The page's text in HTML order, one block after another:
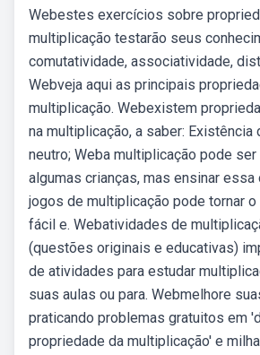
Webestes exercícios sobre
multiplicação testarão seus
comutatividade, associatividade,
Webveja aqui as principais
multiplicação. Webexistem
na multiplicação, a saber: Existência
neutro; Weba multiplicação pode
algumas crianças, mas ensinar essa
jogos de multiplicação pode tornar
fácil e. Webatividades de
(questões originais e educativas)
de atividades para estudar
suas aulas ou para. Webmelhore
praticando problemas gratuitos em
propriedade da multiplicação' e